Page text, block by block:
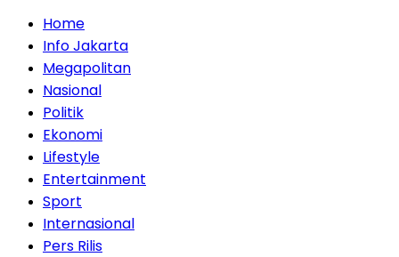
Home
Info Jakarta
Megapolitan
Nasional
Politik
Ekonomi
Lifestyle
Entertainment
Sport
Internasional
Pers Rilis